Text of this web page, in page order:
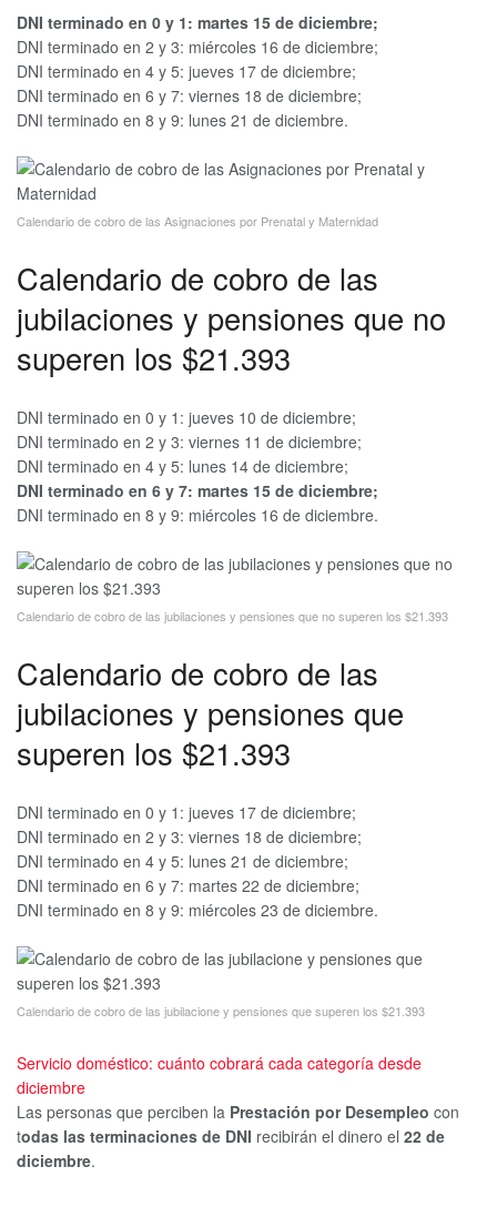
DNI terminado en 0 y 1: martes 15 de diciembre;
DNI terminado en 2 y 3: miércoles 16 de diciembre;
DNI terminado en 4 y 5: jueves 17 de diciembre;
DNI terminado en 6 y 7: viernes 18 de diciembre;
DNI terminado en 8 y 9: lunes 21 de diciembre.
Calendario de cobro de las Asignaciones por Prenatal y Maternidad
Calendario de cobro de las
jubilaciones y pensiones que no
superen los $21.393
DNI terminado en 0 y 1: jueves 10 de diciembre;
DNI terminado en 2 y 3: viernes 11 de diciembre;
DNI terminado en 4 y 5: lunes 14 de diciembre;
DNI terminado en 6 y 7: martes 15 de diciembre;
DNI terminado en 8 y 9: miércoles 16 de diciembre.
Calendario de cobro de las jubilaciones y pensiones que no superen los $21.393
Calendario de cobro de las
jubilaciones y pensiones que
superen los $21.393
DNI terminado en 0 y 1: jueves 17 de diciembre;
DNI terminado en 2 y 3: viernes 18 de diciembre;
DNI terminado en 4 y 5: lunes 21 de diciembre;
DNI terminado en 6 y 7: martes 22 de diciembre;
DNI terminado en 8 y 9: miércoles 23 de diciembre.
Calendario de cobro de las jubilacione y pensiones que superen los $21.393
Servicio doméstico: cuánto cobrará cada categoría desde
diciembre
Las personas que perciben la Prestación por Desempleo con
todas las terminaciones de DNI recibirán el dinero el 22 de
diciembre.